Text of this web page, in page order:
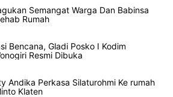
Semangat Warga Dan Babinsa
Rumah
Bencana, Gladi Posko I Kodim
Resmi Dibuka
Andika Perkasa Silaturohmi Ke rumah
Klaten